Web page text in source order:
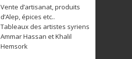
Vente d’artisanat, produits
d’Alep, épices etc..
Tableaux des artistes syriens
Ammar Hassan et Khalil
Hemsork